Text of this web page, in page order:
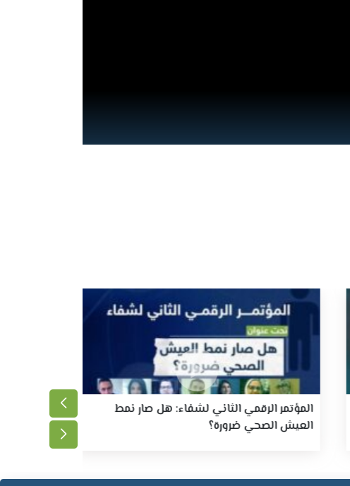
المؤتمر الرقمي الثاني لشفاء: هل صار نمط
العيش الصحي ضرورة؟